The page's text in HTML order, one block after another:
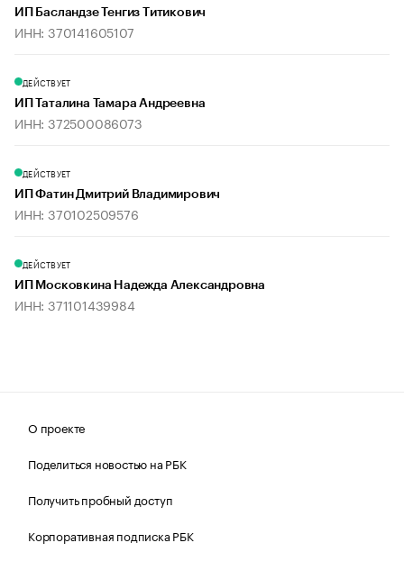
ИП Басландзе Тенгиз Титикович
ИНН: 370141605107
ДЕЙСТВУЕТ
ИП Таталина Тамара Андреевна
ИНН: 372500086073
ДЕЙСТВУЕТ
ИП Фатин Дмитрий Владимирович
ИНН: 370102509576
ДЕЙСТВУЕТ
ИП Московкина Надежда Александровна
ИНН: 371101439984
О проекте
Поделиться новостью на РБК
Получить пробный доступ
Корпоративная подписка РБК